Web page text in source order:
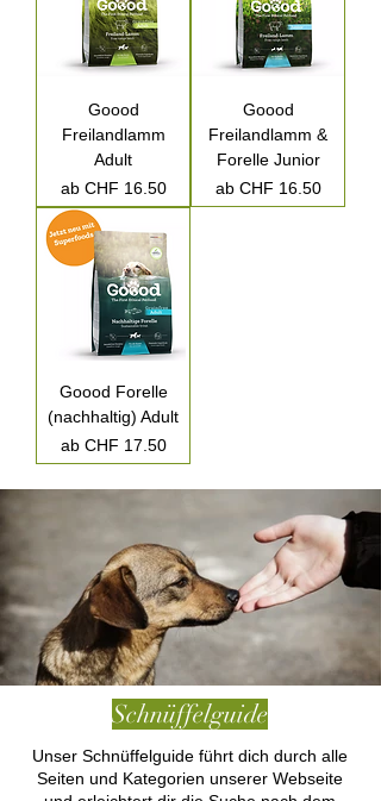
Goood
Freilandlamm
Adult
ab CHF 16.50
Sale-Preis
Goood
Freilandlamm &
Forelle Junior
ab CHF 16.50
Sale-Preis
Goood Forelle
(nachhaltig) Adult
ab CHF 17.50
Sale-Preis
Schnüffelguide
Unser Schnüffelguide führt dich durch alle
Seiten und Kategorien unserer Webseite